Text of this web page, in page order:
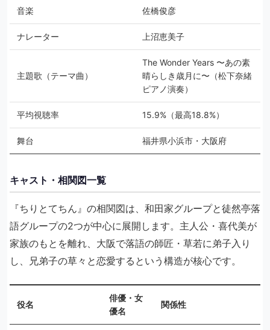
音楽 佐橋俊彦
ナレーター 上沼恵美子
主題歌（テーマ曲）
The Wonder Years 〜あの素
晴らしき歳月に〜（松下奈緒
ピアノ演奏）
平均視聴率 15.9%（最高18.8%）
舞台 福井県小浜市・大阪府
キャスト・相関図一覧
『ちりとてちん』の相関図は、和田家グループと徒然亭落
語グループの2つが中心に展開します。主人公・喜代美が
家族のもとを離れ、大阪で落語の師匠・草若に弟子入り
し、兄弟子の草々と恋愛するという構造が核心です。
役名
俳優・女
優名
関係性